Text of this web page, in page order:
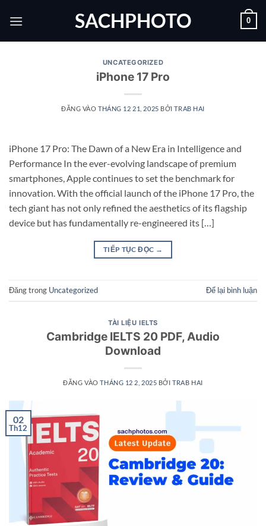
qua
SACHPHOTO 0
UNCATEGORIZED
iPhone 17 Pro
ĐĂNG VÀOTHÁNG 12 21, 2025 BỞITRAB HAI
iPhone 17 Pro: The Dawn of a New Era in Intelligence and
Performance In the ever-evolving landscape of premium
smartphones, Apple continues to set the benchmark for
innovation. With the official launch of the iPhone 17 Pro, the
tech giant has not only refined the aesthetics of its flagship
device but has fundamentally re-engineered its […]
TIẾP TỤC ĐỌC →
Đăng trong Uncategorized Để lại bình luận
TÀI LIỆU IELTS
Cambridge IELTS 20 PDF, Audio
Download
ĐĂNG VÀOTHÁNG 12 2, 2025 BỞITRAB HAI
02
Th12